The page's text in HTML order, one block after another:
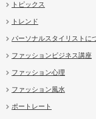
トピックス
トレンド
パーソナルスタイリストに
ファッションビジネス講座
ファッション心理
ファッション風水
ポートレート